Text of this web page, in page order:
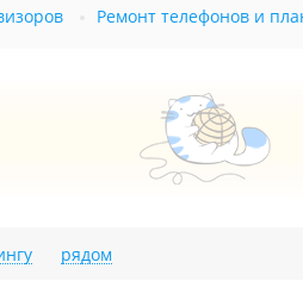
Ремонт телефонов и
рядом